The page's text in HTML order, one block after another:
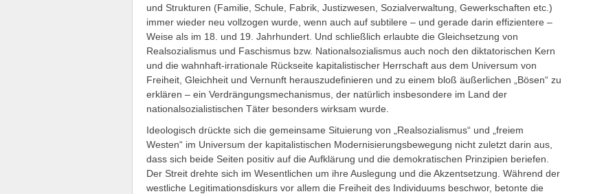
und Strukturen (Familie, Schule, Fabrik, Justizwesen, Sozialverwaltung, Gewerkschaften etc.)
immer wieder neu vollzogen wurde, wenn auch auf subtilere – und gerade darin effizientere –
Weise als im 18. und 19. Jahrhundert. Und schließlich erlaubte die Gleichsetzung von
Realsozialismus und Faschismus bzw. Nationalsozialismus auch noch den diktatorischen Kern
und die wahnhaft-irrationale Rückseite kapitalistischer Herrschaft aus dem Universum von
Freiheit, Gleichheit und Vernunft herauszudefinieren und zu einem bloß äußerlichen „Bösen“ zu
erklären – ein Verdrängungsmechanismus, der natürlich insbesondere im Land der
nationalsozialistischen Täter besonders wirksam wurde.
Ideologisch drückte sich die gemeinsame Situierung von „Realsozialismus“ und „freiem
Westen“ im Universum der kapitalistischen Modernisierungsbewegung nicht zuletzt darin aus,
dass sich beide Seiten positiv auf die Aufklärung und die demokratischen Prinzipien beriefen.
Der Streit drehte sich im Wesentlichen um ihre Auslegung und die Akzentsetzung. Während der
westliche Legitimationsdiskurs vor allem die Freiheit des Individuums beschwor, betonte die